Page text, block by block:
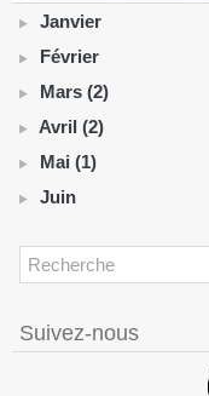
Janvier
Février
Mars (2)
Avril (2)
Mai (1)
Juin
Suivez-nous